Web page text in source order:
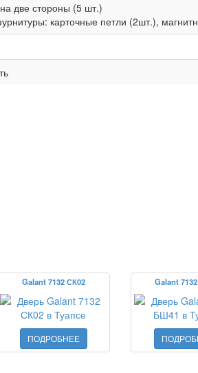
две стороны (5 шт.)
карточные петли (2шт.),
Galant 7132 СК02
ПОДРОБНЕЕ
Galant